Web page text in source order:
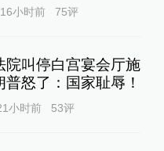
16小时前 75评
院叫停白宫宴会厅施
普怒了：国家耻辱！
小时前 53评